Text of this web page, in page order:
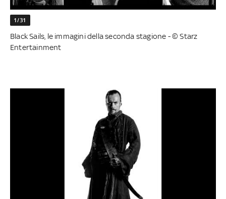
1/31
Black Sails, le immagini della seconda stagione - © Starz
Entertainment